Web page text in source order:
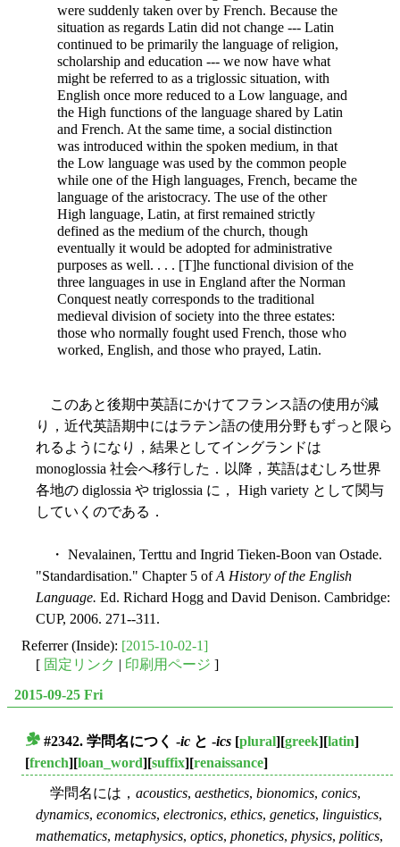
were suddenly taken over by French. Because the
situation as regards Latin did not change --- Latin
continued to be primarily the language of religion,
scholarship and education --- we now have what
might be referred to as a triglossic situation, with
English once more reduced to a Low language, and
the High functions of the language shared by Latin
and French. At the same time, a social distinction
was introduced within the spoken medium, in that
the Low language was used by the common people
while one of the High languages, French, became the
language of the aristocracy. The use of the other
High language, Latin, at first remained strictly
defined as the medium of the church, though
eventually it would be adopted for administrative
purposes as well. . . . [T]he functional division of the
three languages in use in England after the Norman
Conquest neatly corresponds to the traditional
medieval division of society into the three estates:
those who normally fought used French, those who
worked, English, and those who prayed, Latin.
このあと後期中英語にかけてフランス語の使用が減
り，近代英語期中にはラテン語の使用分野もずっと限ら
れるようになり，結果としてイングランドは
monoglossia 社会へ移行した．以降，英語はむしろ世界
各地の diglossia や triglossia に， High variety として関与
していくのである．
・ Nevalainen, Terttu and Ingrid Tieken-Boon van Ostade.
"Standardisation." Chapter 5 ofA History of the English
Language. Ed. Richard Hogg and David Denison. Cambridge:
CUP, 2006. 271--311.
Referrer (Inside): [2015-10-02-1]
[ 固定リンク | 印刷用ページ ]
2015-09-25 Fri
#2342. 学問名につく -ic と -ics [plural][greek][latin]
[french][loan_word][suffix][renaissance]
学問名には， acoustics, aesthetics, bionomics, conics,
dynamics, economics, electronics, ethics, genetics, linguistics,
mathematics, metaphysics, optics, phonetics, physics, politics,